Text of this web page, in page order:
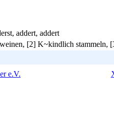
addert, addert
[2] K~kindlich stammeln,
e.V.